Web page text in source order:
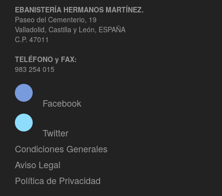
EBANISTERÍA HERMANOS MARTÍNEZ.
Paseo del Cementerio, 19
Valladolid, Castilla y León, ESPAÑA
C.P. 47011
TELÉFONO y FAX:
983 254 015
Facebook
Twitter
Condiciones Generales
Aviso Legal
Política de Privacidad